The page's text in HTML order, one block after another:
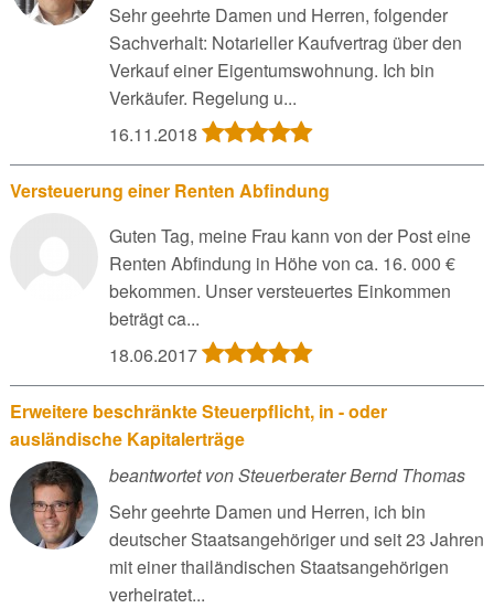
Sehr geehrte Damen und Herren, folgender
Sachverhalt: Notarieller Kaufvertrag über den
Verkauf einer Eigentumswohnung. Ich bin
Verkäufer. Regelung u...
16.11.2018
Versteuerung einer Renten Abfindung
Guten Tag, meine Frau kann von der Post eine
Renten Abfindung in Höhe von ca. 16. 000 €
bekommen. Unser versteuertes Einkommen
beträgt ca...
18.06.2017
Erweitere beschränkte Steuerpflicht, in - oder
ausländische Kapitalerträge
beantwortet von Steuerberater Bernd Thomas
Sehr geehrte Damen und Herren, ich bin
deutscher Staatsangehöriger und seit 23 Jahren
mit einer thailändischen Staatsangehörigen
verheiratet...